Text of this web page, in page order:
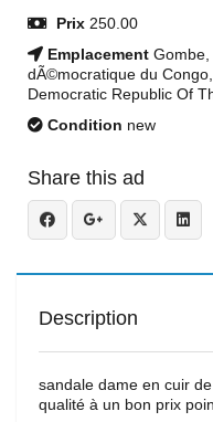
Prix 250.00
Emplacement
dÃ©mocratique du
Democratic Republic Of
Condition new
Share this ad
Description
sandale dame en cuir
qualité à un bon prix